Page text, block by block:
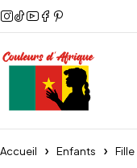
Accueil Enfants Fille